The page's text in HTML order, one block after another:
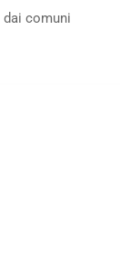
dai comuni